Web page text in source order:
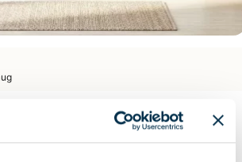
Scrie un comentariu